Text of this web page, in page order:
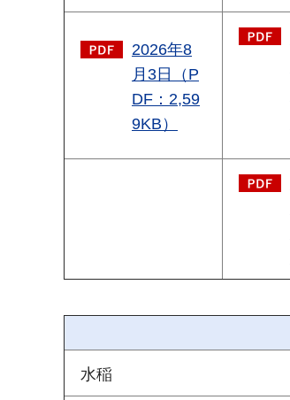
2026年8
月3日（P
DF：2,59
9KB）
水稲